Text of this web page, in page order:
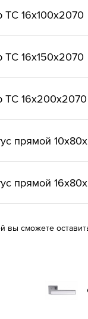
ТС 16x100x2070
ТС 16x150x2070
ТС 16x200x2070
прямой
прямой
вы сможете